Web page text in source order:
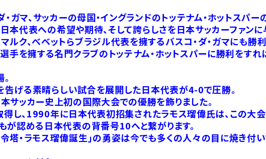
ガマ、サッカーの母国・イングランドのトッテナム・ホットスパ
本代表への希望や期待、そして誇らしさを日本サッカーファンに
ク、べベットらブラジル代表を擁するバスコ・ダ・ガマにも勝利
を擁する名門クラブのトッテナム・ホットスパーに勝利をす
げる素晴らしい試合を展開した日本代表が4-0で圧勝。
サッカー史上初の国際大会での優勝を飾りました。
し、1990年に日本代表初招集されたラモス瑠偉氏は、この大
が認める日本代表の背番号10へと繋がります。
・ラモス瑠偉誕生」の勇姿は今でも多くの人々の目に焼き付い